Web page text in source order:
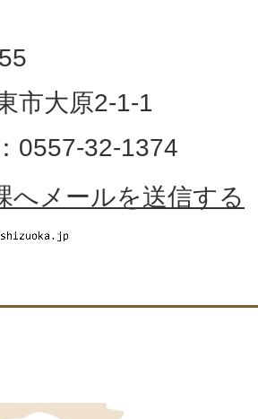
市大原2-1-1
0557-32-1374
へメールを送信する